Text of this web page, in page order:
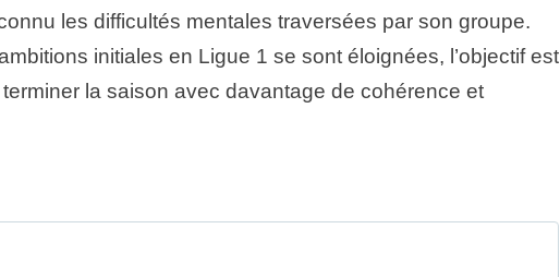
les difficultés mentales traversées par son groupe.
initiales en Ligue 1 se sont éloignées, l’objectif est
la saison avec davantage de cohérence et